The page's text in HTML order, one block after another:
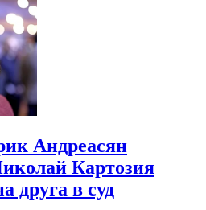
Андреасян
Картозия
друга в суд